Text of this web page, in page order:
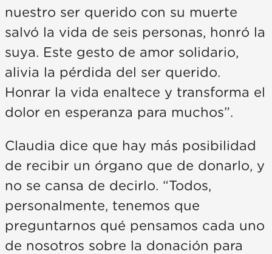
nuestro ser querido con su muerte
salvó la vida de seis personas, honró la
suya. Este gesto de amor solidario,
alivia la pérdida del ser querido.
Honrar la vida enaltece y transforma el
dolor en esperanza para muchos”.
Claudia dice que hay más posibilidad
de recibir un órgano que de donarlo, y
no se cansa de decirlo. “Todos,
personalmente, tenemos que
preguntarnos qué pensamos cada uno
de nosotros sobre la donación para